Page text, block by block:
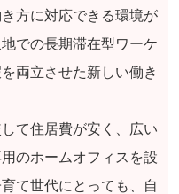
方に対応できる環境が
での長期滞在型ワーケ
両立させた新しい働き
て住居費が安く、広い
のホームオフィスを設
て世代にとっても、自